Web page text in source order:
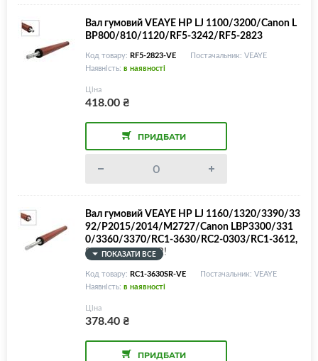
Вал гумовий VEAYE HP LJ 1100/3200/Canon L
BP800/810/1120/RF5-3242/RF5-2823
Код товару: RF5-2823-VE
Постачальник: VEAYE
Наявність: в наявності
Ціна
418.00₴
ПРИДБАТИ
Вал гумовий VEAYE HP LJ 1160/1320/3390/33
92/P2015/2014/M2727/Canon LBP3300/331
0/3360/3370/RC1-3630/RC2-0303/RC1-3612,
SPONGE ROLLER!
ПОКАЗАТИ ВСЕ
Код товару: RC1-3630SR-VE
Постачальник: VEAYE
Наявність: в наявності
Ціна
378.40₴
ПРИДБАТИ